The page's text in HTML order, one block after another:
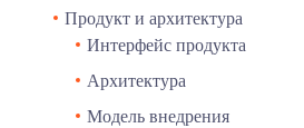
Продукт и архитектура
Интерфейс продукта
Архитектура
Модель внедрения